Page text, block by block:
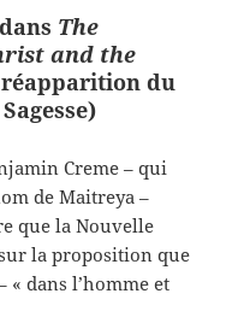
The
and the
du
Creme – qui
de Maitreya –
que la Nouvelle
la proposition que
« dans l’homme et